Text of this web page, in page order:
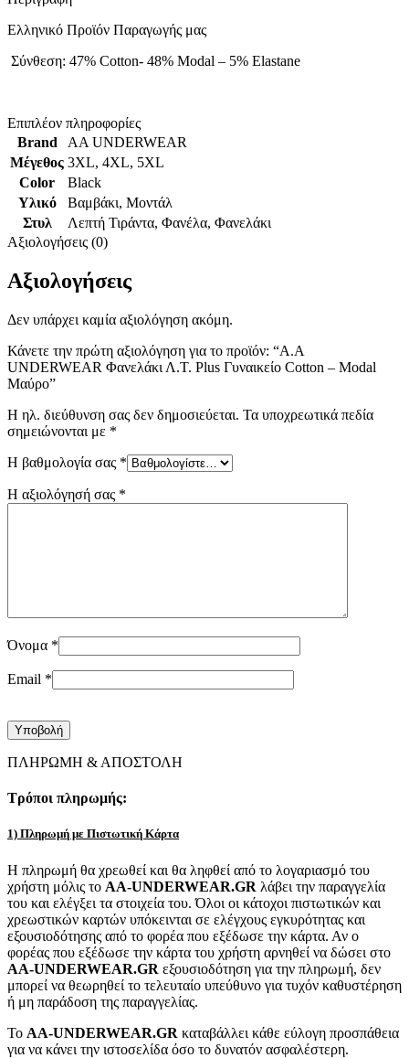
Ελληνικό Προϊόν Παραγωγής μας
Σύνθεση: 47% Cotton- 48% Modal – 5% Elastane
Επιπλέον πληροφορίες
Brand
AA UNDERWEAR
Μέγεθος 3XL, 4XL, 5XL
Color
Black
Υλικό
Βαμβάκι, Μοντάλ
Στυλ
Λεπτή Τιράντα, Φανέλα, Φανελάκι
Αξιολογήσεις (0)
Αξιολογήσεις
Δεν υπάρχει καμία αξιολόγηση ακόμη.
Κάνετε την πρώτη αξιολόγηση για το προϊόν: “Α.A
UNDERWEAR Φανελάκι Λ.Τ. Plus Γυναικείο Cotton – Modal
Μαύρο”
Η ηλ. διεύθυνση σας δεν δημοσιεύεται. Τα υποχρεωτικά πεδία
σημειώνονται με *
Η βαθμολογία σας *
Η αξιολόγησή σας *
Όνομα *
Email *
ΠΛΗΡΩΜΗ & ΑΠΟΣΤΟΛΗ
Τρόποι πληρωμής:
1) Πληρωμή με Πιστωτική Κάρτα
Η πληρωμή θα χρεωθεί και θα ληφθεί από το λογαριασμό του
χρήστη μόλις το AA-UNDERWEAR.GR λάβει την παραγγελία
του και ελέγξει τα στοιχεία του. Όλοι οι κάτοχοι πιστωτικών και
χρεωστικών καρτών υπόκεινται σε ελέγχους εγκυρότητας και
εξουσιοδότησης από το φορέα που εξέδωσε την κάρτα. Αν ο
φορέας που εξέδωσε την κάρτα του χρήστη αρνηθεί να δώσει στο
AA-UNDERWEAR.GR εξουσιοδότηση για την πληρωμή, δεν
μπορεί να θεωρηθεί το τελευταίο υπεύθυνο για τυχόν καθυστέρηση
ή μη παράδοση της παραγγελίας.
Το AA-UNDERWEAR.GR καταβάλλει κάθε εύλογη προσπάθεια
για να κάνει την ιστοσελίδα όσο το δυνατόν ασφαλέστερη.